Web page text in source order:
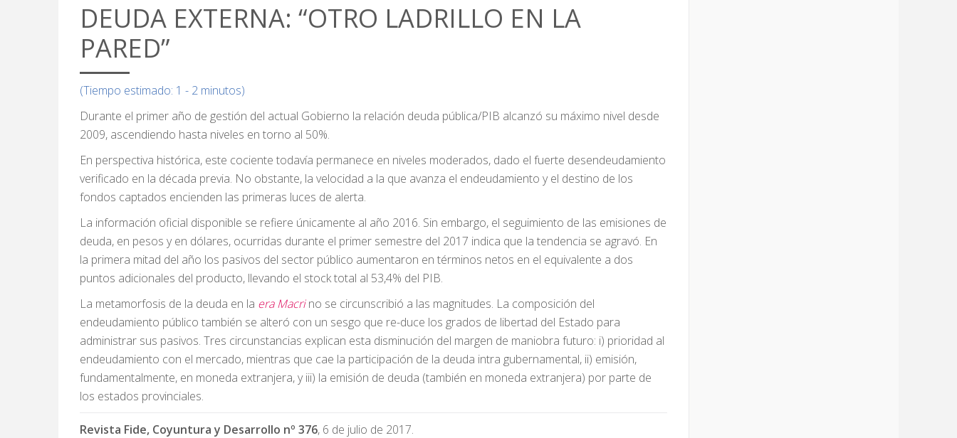
DEUDA EXTERNA: “OTRO LADRILLO EN LA
PARED”
(Tiempo estimado: 1 - 2 minutos)
Durante el primer año de gestión del actual Gobierno la relación deuda pública/PIB alcanzó su máximo nivel desde
2009, ascendiendo hasta niveles en torno al 50%.
En perspectiva histórica, este cociente todavía permanece en niveles moderados, dado el fuerte desendeudamiento
verificado en la década previa. No obstante, la velocidad a la que avanza el endeudamiento y el destino de los
fondos captados encienden las primeras luces de alerta.
La información oficial disponible se refiere únicamente al año 2016. Sin embargo, el seguimiento de las emisiones de
deuda, en pesos y en dólares, ocurridas durante el primer semestre del 2017 indica que la tendencia se agravó. En
la primera mitad del año los pasivos del sector público aumentaron en términos netos en el equivalente a dos
puntos adicionales del producto, llevando el stock total al 53,4% del PIB.
La metamorfosis de la deuda en la era Macrino se circunscribió a las magnitudes. La composición del
endeudamiento público también se alteró con un sesgo que re-duce los grados de libertad del Estado para
administrar sus pasivos. Tres circunstancias explican esta disminución del margen de maniobra futuro: i) prioridad al
endeudamiento con el mercado, mientras que cae la participación de la deuda intra gubernamental, ii) emisión,
fundamentalmente, en moneda extranjera, y iii) la emisión de deuda (también en moneda extranjera) por parte de
los estados provinciales.
Revista Fide, Coyuntura y Desarrollo nº 376, 6 de julio de 2017.